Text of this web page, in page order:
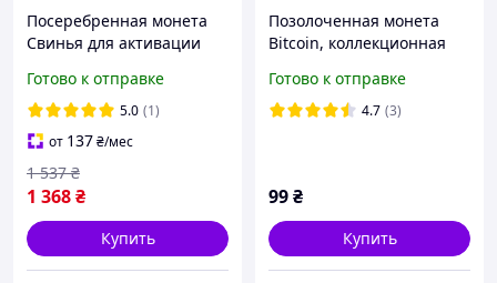
Посеребренная монета
Свинья для активации
Готово к отправке
5.0 (1)
от 137₴/мес
1 368₴
1 537 ₴
Купить
Позолоченная монета
Bitcoin, коллекционная
коллекция
Готово к отправке
4.7 (3)
99₴
Купить